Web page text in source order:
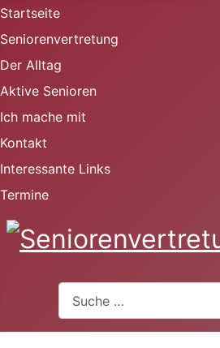
Startseite
Seniorenvertretung
Der Alltag
Aktive Senioren
Ich mache mit
Kontakt
Interessante Links
Termine